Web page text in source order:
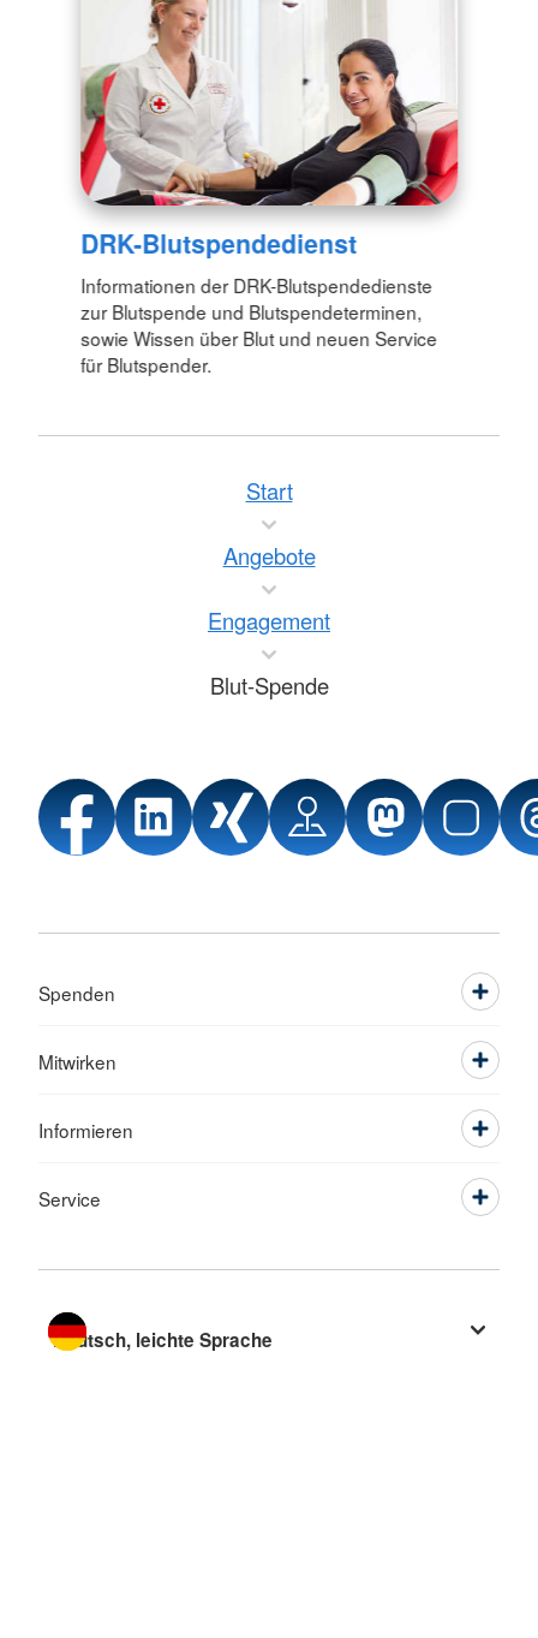
DRK-Blutspendedienst
Informationen der DRK-Blutspendedienste
zur Blutspende und Blutspendeterminen,
sowie Wissen über Blut und neuen Service
für Blutspender.
Start
Angebote
Engagement
Blut-Spende
Spenden
Mitwirken
Informieren
Service
Sprache wechseln zu